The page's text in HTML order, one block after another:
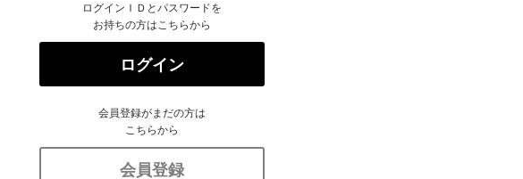
ログインＩＤとパスワードを
お持ちの方はこちらから
ログイン
会員登録がまだの方は
こちらから
会員登録